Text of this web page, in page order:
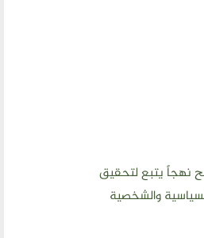
نهجاً يتبع لتحقيق
والشخصية